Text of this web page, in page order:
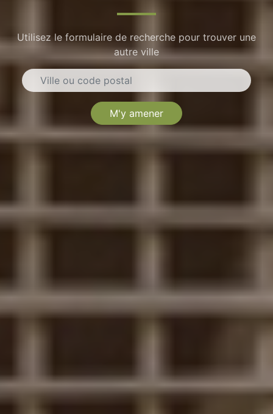
Utilisez le formulaire de recherche pour trouver une
autre ville
M'y amener